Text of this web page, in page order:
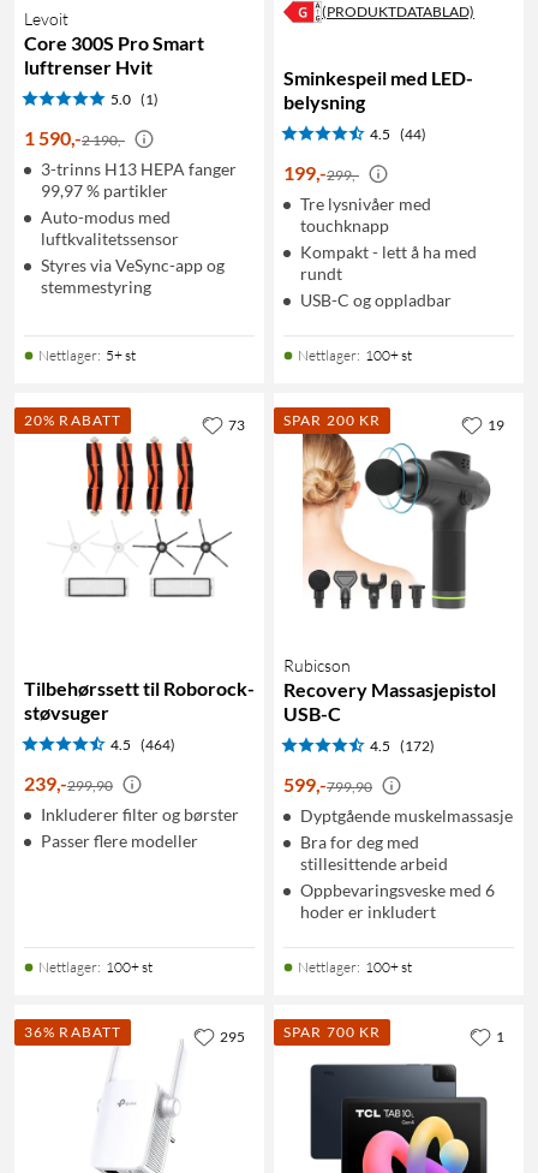
Levoit
Core 300S Pro Smart
luftrenser Hvit
5.0 (1)
1 590,-2 190,-
3-trinns H13 HEPA fanger
99,97 % partikler
Auto-modus med
luftkvalitetssensor
Styres via VeSync-app og
stemmestyring
Nettlager: 5+ st
(PRODUKTDATABLAD)
Sminkespeil med LED-
belysning
4.5 (44)
199,-299,-
Tre lysnivåer med
touchknapp
Kompakt - lett å ha med
rundt
USB-C og oppladbar
Nettlager: 100+ st
20% RABATT
Tilbehørssett til Roborock-
støvsuger
4.5 (464)
239,-299,90
Inkluderer filter og børster
Passer flere modeller
Nettlager: 100+ st
73 SPAR 200 KR
Rubicson
Recovery Massasjepistol
USB-C
4.5 (172)
599,-799,90
Dyptgående muskelmassasje
Bra for deg med
stillesittende arbeid
Oppbevaringsveske med 6
hoder er inkludert
Nettlager: 100+ st
19
36% RABATT 295 SPAR 700 KR 1